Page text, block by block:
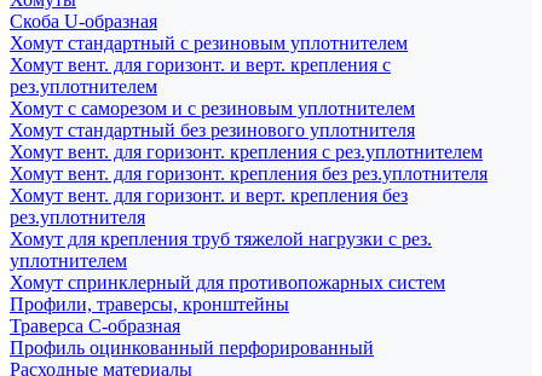
Скоба U-образная
Хомут стандартный с резиновым уплотнителем
Хомут вент. для горизонт. и верт. крепления с
рез.уплотнителем
Хомут с саморезом и с резиновым уплотнителем
Хомут стандартный без резинового уплотнителя
Хомут вент. для горизонт. крепления с рез.уплотнителем
Хомут вент. для горизонт. крепления без рез.уплотнителя
Хомут вент. для горизонт. и верт. крепления без
рез.уплотнителя
Хомут для крепления труб тяжелой нагрузки с рез.
уплотнителем
Хомут спринклерный для противопожарных систем
Профили, траверсы, кронштейны
Траверса С-образная
Профиль оцинкованный перфорированный
Расходные материалы